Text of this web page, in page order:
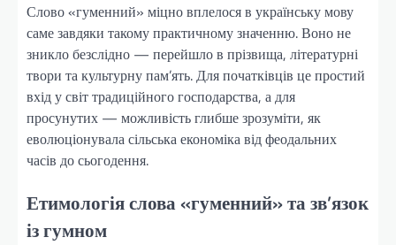
Слово «гуменний» міцно вплелося в українську мову
саме завдяки такому практичному значенню. Воно не
зникло безслідно — перейшло в прізвища, літературні
твори та культурну пам’ять. Для початківців це простий
вхід у світ традиційного господарства, а для
просунутих — можливість глибше зрозуміти, як
еволюціонувала сільська економіка від феодальних
часів до сьогодення.
Етимологія слова «гуменний» та зв’язок
із гумном